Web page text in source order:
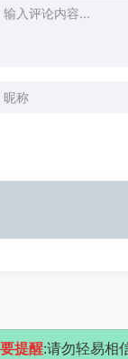
提醒:请勿轻易相